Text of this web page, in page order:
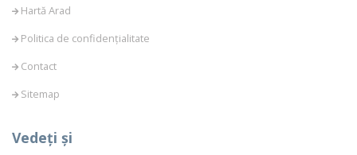
Hartă Arad
Politica de confidențialitate
Contact
Sitemap
Vedeți și